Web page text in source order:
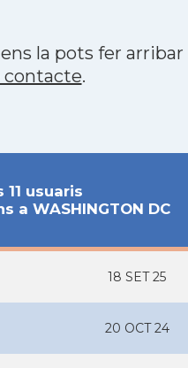
la pots fer arribar
contacte.
11 usuaris
a WASHINGTON DC
18 SET 25
20 OCT 24